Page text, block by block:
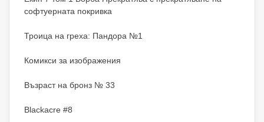
софтуерната покривка
Троица на греха: Пандора №1
Комикси за изображения
Възраст на бронз № 33
Blackacre #8